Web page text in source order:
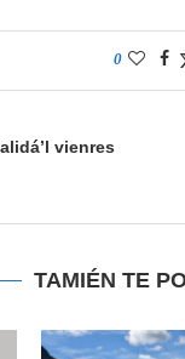
0
vienres
TAMIÉN TE